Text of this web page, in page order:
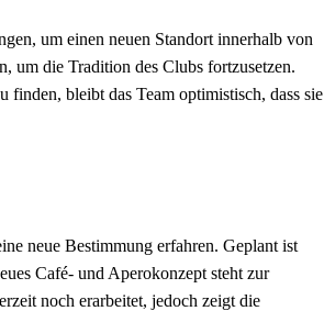
um einen neuen Standort innerhalb von
um die Tradition des Clubs fortzusetzen.
finden, bleibt das Team optimistisch, dass sie
neue Bestimmung erfahren. Geplant ist
Café- und Aperokonzept steht zur
noch erarbeitet, jedoch zeigt die